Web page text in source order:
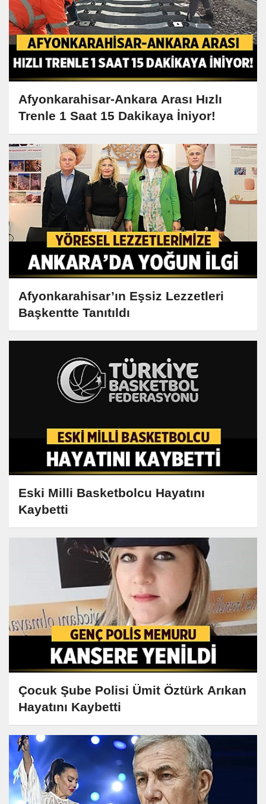
Afyonkarahisar-Ankara Arası Hızlı
Trenle 1 Saat 15 Dakikaya İniyor!
Afyonkarahisar’ın Eşsiz Lezzetleri
Başkentte Tanıtıldı
Eski Milli Basketbolcu Hayatını
Kaybetti
Çocuk Şube Polisi Ümit Öztürk Arıkan
Hayatını Kaybetti